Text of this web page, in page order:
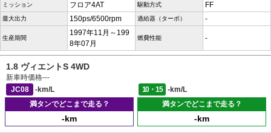
ミッション フロア4AT 駆動方式 FF
最大出力 150ps/6500rpm 過給器（ターボ） -
生産期間
1997年11月～199
8年07月
燃費性能 -
1.8 ヴィエントS 4WD
新車時価格---
JC08
-km/L 10・15
-km/L
満タンでどこまで走る？
-km
満タンでどこまで走る？
-km